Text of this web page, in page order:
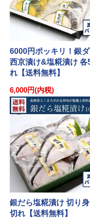
6000円ポッキリ！銀
西京漬け&塩糀漬け 各
れ【送料無料】
6,000円(内税)
銀だら塩糀漬け 切り
切れ【送料無料】